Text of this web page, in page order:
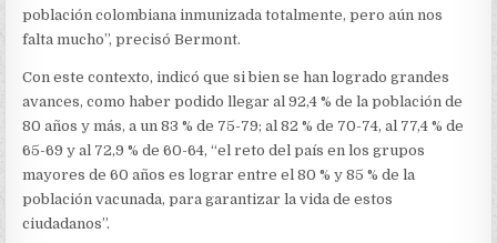
población colombiana inmunizada totalmente, pero aún nos
falta mucho”, precisó Bermont.
Con este contexto, indicó que si bien se han logrado grandes
avances, como haber podido llegar al 92,4 % de la población de
80 años y más, a un 83 % de 75-79; al 82 % de 70-74, al 77,4 % de
65-69 y al 72,9 % de 60-64, “el reto del país en los grupos
mayores de 60 años es lograr entre el 80 % y 85 % de la
población vacunada, para garantizar la vida de estos
ciudadanos”.